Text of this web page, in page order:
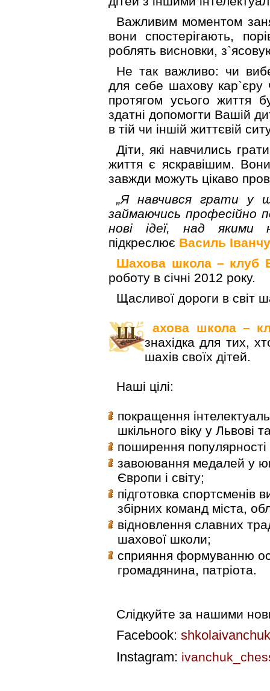
Важливим моментом
вони спостерігають,
роблять висновки,
Не так важливо: чи
для себе шахову
протягом усього життя
здатні допомогти Вашій
в тій чи іншій життєвій
Діти, які навчились
життя є яскравішим.
завжди можуть цікаво
„Я навчився грати у
займаючись професійно
нові ідеї, над якими
підкреслює Василь
Шахова школа – клуб
роботу в січні 2012 року.
Щасливої дороги в світ
ахова школа –
знахідка для тих,
шахів своїх дітей.
Наші цілі:
покращення
шкільного віку у Львові
поширення популярності
завоювання медалей у
Європи і світу;
підготовка спортсменів
збірних команд міста,
відновлення славних
шахової школи;
сприяння формуванню
громадянина, патріота.
Слідкуйте за нашими
Facebook:
Instagram: